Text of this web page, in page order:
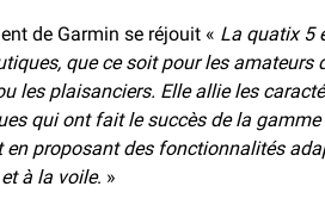
de Garmin se réjouit « La quatix 5
que ce soit pour les amateurs
les plaisanciers. Elle allie les
qui ont fait le succès de la
proposant des fonctionnalités
à la voile. »